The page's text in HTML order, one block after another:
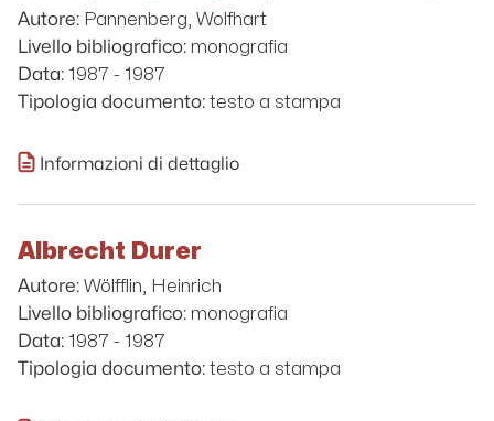
Autore: Pannenberg, Wolfhart
Livello bibliografico: monografia
Data: 1987 - 1987
Tipologia documento: testo a stampa
Informazioni di dettaglio
Albrecht Durer
Autore: Wölfflin, Heinrich
Livello bibliografico: monografia
Data: 1987 - 1987
Tipologia documento: testo a stampa